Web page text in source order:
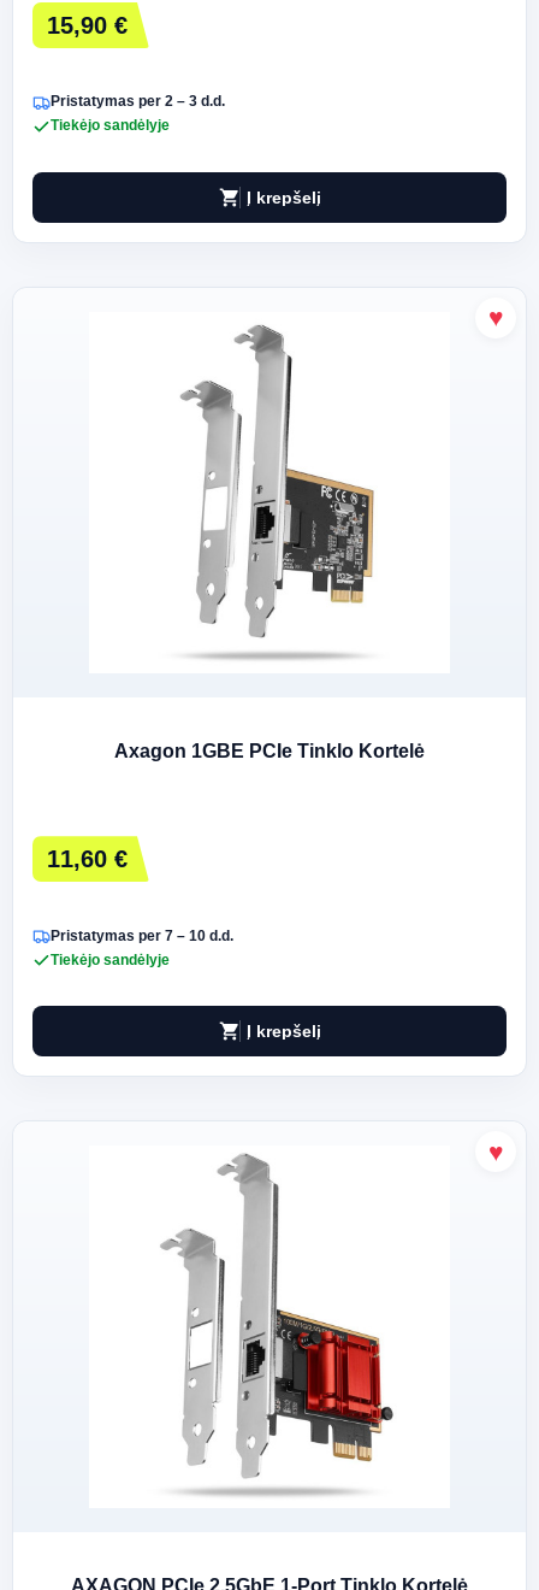
15,90 €
Pristatymas per 2 – 3 d.d.
Tiekėjo sandėlyje
shopping_cart Į krepšelį
Axagon 1GBE PCIe Tinklo Kortelė
11,60 €
Pristatymas per 7 – 10 d.d.
Tiekėjo sandėlyje
shopping_cart Į krepšelį
AXAGON PCIe 2.5GbE 1-Port Tinklo Kortelė